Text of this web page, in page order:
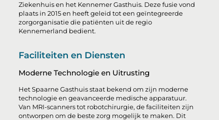
Ziekenhuis en het Kennemer Gasthuis. Deze fusie vond
plaats in 2015 en heeft geleid tot een geïntegreerde
zorgorganisatie die patiënten uit de regio
Kennemerland bedient.
Faciliteiten en Diensten
Moderne Technologie en Uitrusting
Het Spaarne Gasthuis staat bekend om zijn moderne
technologie en geavanceerde medische apparatuur.
Van MRI-scanners tot robotchirurgie, de faciliteiten zijn
ontworpen om de beste zorg mogelijk te maken. Dit